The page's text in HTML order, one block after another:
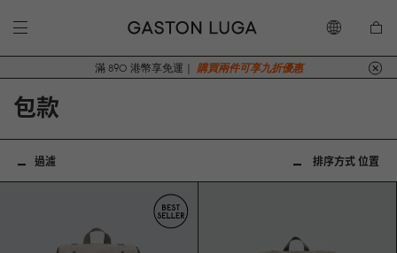
滿 890 港幣享免運｜ 購買兩件可享九折優惠
包款
過濾 排序方式 位置